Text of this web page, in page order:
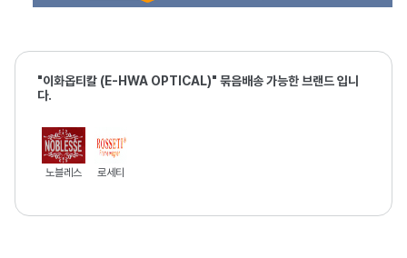
"이화옵티칼 (E-HWA OPTICAL)" 묶음배송 가능한 브랜드 입니
다.
노블레스 로세티